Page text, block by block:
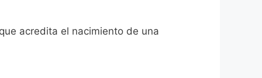
acredita el nacimiento de una